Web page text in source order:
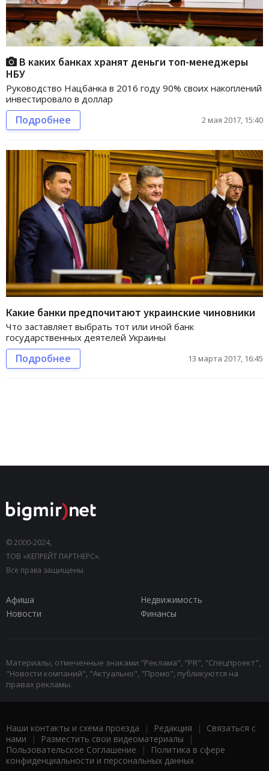
В каких банках хранят деньги топ-менеджеры
НБУ
Руководство Нацбанка в 2016 году 90% своих накоплений
инвестировало в доллар
Подробнее 2 мая 2017, 15:40
Какие банки предпочитают украинские чиновники
Что заставляет выбрать тот или иной банк
государственных деятелей Украины
Подробнее 13 марта 2017, 16:45
© 2000-2024,
ТОВ «КЕПРЕЙТ ПАРТНЕРС».
Все права защищены.
Афиша
Недвижимость
Новости
Финансы
Материалы, отмеченные знаками "Реклама", "PR", "Спецпроект",
"Новости компаний", "Актуально", "Промо", публикуются на
правах рекламы.
Наши контакты и схема проезда | Редакция | Связаться с
нами | Разместить свои видеоматериалы |
Пользовательское Соглашение |
Политика в сфере
конфиденциальности и персональных данных